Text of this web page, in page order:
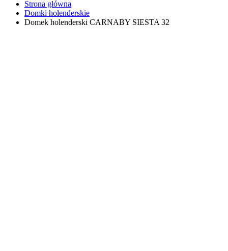
Strona główna
Domki holenderskie
Domek holenderski CARNABY SIESTA 32